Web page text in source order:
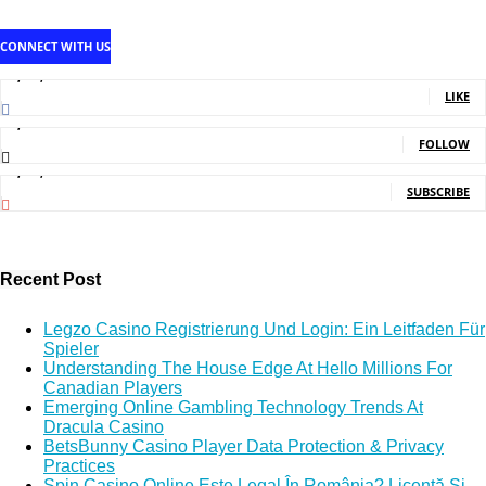
CONNECT WITH US
LIKE
FOLLOW
SUBSCRIBE
Recent Post
Legzo Casino Registrierung Und Login: Ein Leitfaden Für
Spieler
Understanding The House Edge At Hello Millions For
Canadian Players
Emerging Online Gambling Technology Trends At
Dracula Casino
BetsBunny Casino Player Data Protection & Privacy
Practices